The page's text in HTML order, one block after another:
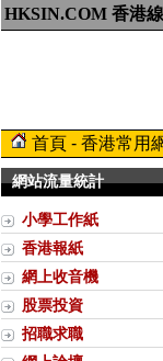
HKSIN.COM 香港
首頁 - 香港常用
網站流量統計
小學工作紙
香港報紙
網上收音機
股票投資
招職求職